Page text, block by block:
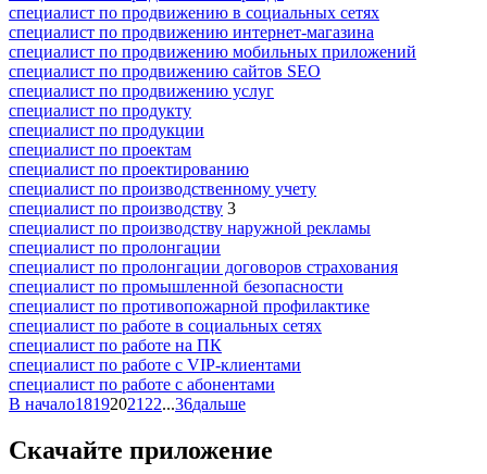
специалист по продвижению в социальных сетях
специалист по продвижению интернет-магазина
специалист по продвижению мобильных приложений
специалист по продвижению сайтов SEO
специалист по продвижению услуг
специалист по продукту
специалист по продукции
специалист по проектам
специалист по проектированию
специалист по производственному учету
специалист по производству 3
специалист по производству наружной рекламы
специалист по пролонгации
специалист по пролонгации договоров страхования
специалист по промышленной безопасности
специалист по противопожарной профилактике
специалист по работе в социальных сетях
специалист по работе на ПК
специалист по работе с VIP-клиентами
специалист по работе с абонентами
В начало18192021 22...36дальше
Скачайте приложение